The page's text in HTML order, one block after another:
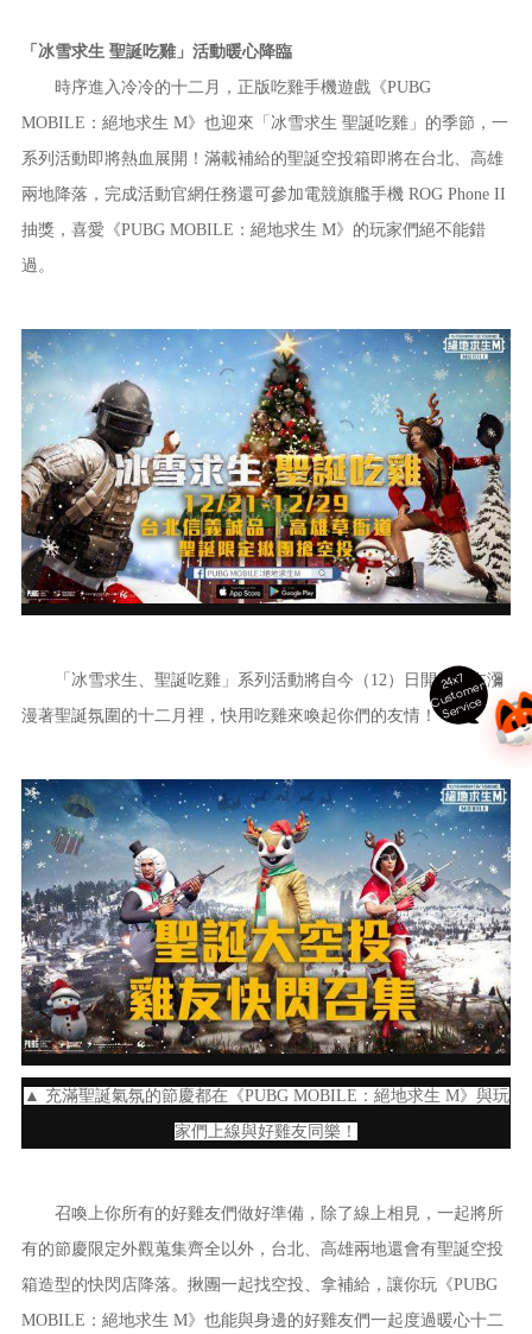
「冰雪求生 聖誕吃雞」活動暖心降臨
時序進入冷冷的十二月，正版吃雞手機遊戲《PUBG
MOBILE：絕地求生 M》也迎來「冰雪求生 聖誕吃雞」的季節，一
系列活動即將熱血展開！滿載補給的聖誕空投箱即將在台北、高雄
兩地降落，完成活動官網任務還可參加電競旗艦手機 ROG Phone II
抽獎，喜愛《PUBG MOBILE：絕地求生 M》的玩家們絕不能錯
過。
「冰雪求生、聖誕吃雞」系列活動將自今（12）日開始，在瀰
漫著聖誕氛圍的十二月裡，快用吃雞來喚起你們的友情！
▲ 充滿聖誕氣氛的節慶都在《PUBG MOBILE：絕地求生 M》與玩
家們上線與好雞友同樂！
召喚上你所有的好雞友們做好準備，除了線上相見，一起將所
有的節慶限定外觀蒐集齊全以外，台北、高雄兩地還會有聖誕空投
箱造型的快閃店降落。揪團一起找空投、拿補給，讓你玩《PUBG
MOBILE：絕地求生 M》也能與身邊的好雞友們一起度過暖心十二
24x7
C
ust
o
m
er
S
ervi
c
e